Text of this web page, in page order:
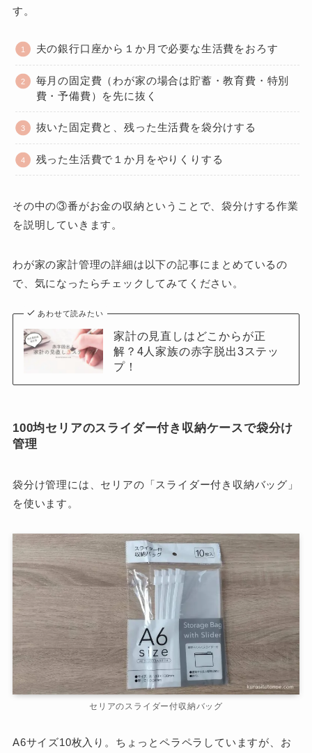
す。
夫の銀行口座から１か月で必要な生活費をおろす
毎月の固定費（わが家の場合は貯蓄・教育費・特別
費・予備費）を先に抜く
抜いた固定費と、残った生活費を袋分けする
残った生活費で１か月をやりくりする
その中の③番がお金の収納ということで、袋分けする作業
を説明していきます。
わが家の家計管理の詳細は以下の記事にまとめているの
で、気になったらチェックしてみてください。
あわせて読みたい
家計の見直しはどこからが正
解？4人家族の赤字脱出3ステッ
プ！
100均セリアのスライダー付き収納ケースで袋分け
管理
袋分け管理には、セリアの「スライダー付き収納バッグ」
を使います。
セリアのスライダー付収納バッグ
A6サイズ10枚入り。ちょっとペラペラしていますが、お